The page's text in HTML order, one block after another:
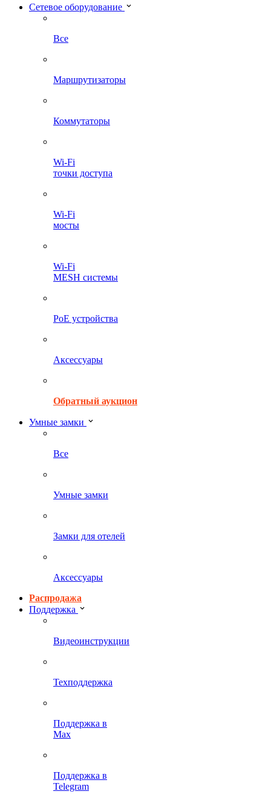
Сетевое оборудование
Все
Маршрутизаторы
Коммутаторы
Wi-Fi
точки доступа
Wi-Fi
мосты
Wi-Fi
MESH системы
PoE устройства
Аксессуары
Обратный аукцион
Умные замки
Все
Умные замки
Замки для отелей
Аксессуары
Распродажа
Поддержка
Видеоинструкции
Техподдержка
Поддержка в
Max
Поддержка в
Telegram